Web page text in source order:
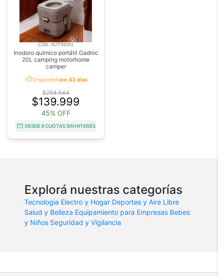
COD. AUTINO01
Inodoro químico portátil Gadnic
20L camping motorhome
camper
acuteDisponibleen 43 días
$254.544
$139.999
45% OFF
DESDE 6 CUOTAS SIN INTERÉS
Explorá nuestras categorías
Tecnologia Electro y Hogar Deportes y Aire Libre
Salud y Belleza Equipamiento para Empresas Bebes
y Niños Seguridad y Vigilancia